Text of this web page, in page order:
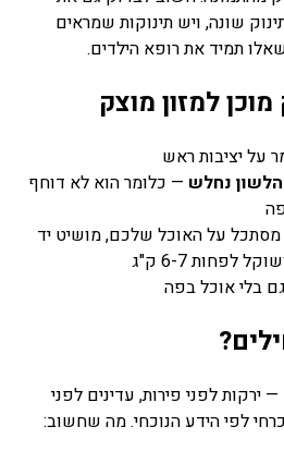
שונה, ויש תינוקות שמראים
תמיד את רופא הילדים.
למזון מוצק
על יציבות ראש
נחלש — כלומר הוא לא דוחף
על האוכל שלכם, מושיט יד
לפחות 6-7 ק"ג
גם בלי אוכל בפה
לפני פירות, עדינים לפני
לפי הידע הנוכחי. מה שחשוב: